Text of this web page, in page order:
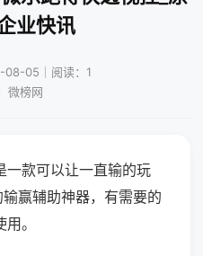
业快讯
08-05｜阅读：1
微榜网
一款可以让一直输的玩
赢辅助神器，有需要的
。